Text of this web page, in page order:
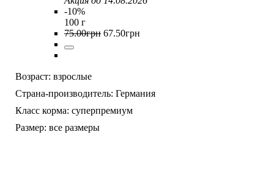
-10%
100 г
75.00грн 67.50грн
Возраст: взрослые
Страна-производитель: Германия
Класс корма: суперпремиум
Размер: все размеры